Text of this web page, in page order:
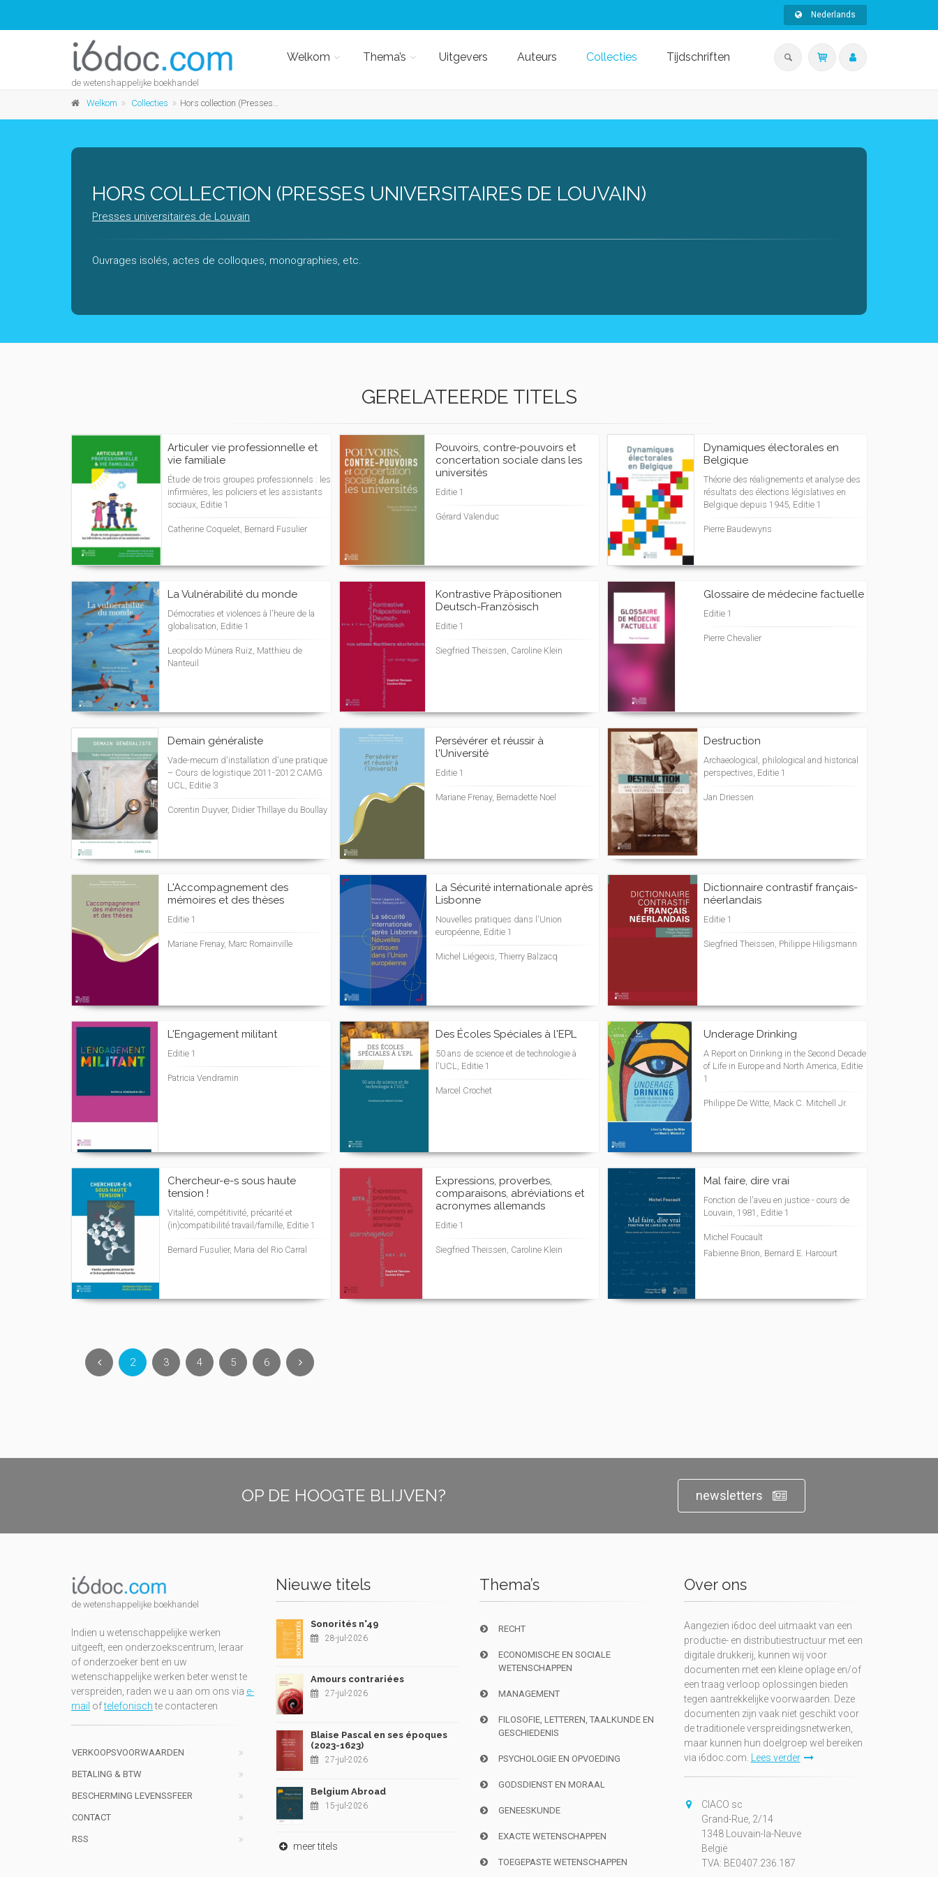
Nederlands
de wetenshappelijke boekhandel
Welkom Thema’s Uitgevers Auteurs Collecties Tijdschriften
Welkom Collecties Hors collection (Presses universitaires de Louvain)
HORS COLLECTION (PRESSES UNIVERSITAIRES DE LOUVAIN)
Presses universitaires de Louvain
Ouvrages isolés, actes de colloques, monographies, etc.
GERELATEERDE TITELS
Articuler vie professionnelle et
vie familiale
Étude de trois groupes professionnels : les
infirmières, les policiers et les assistants
sociaux, Editie 1
Catherine Coquelet, Bernard Fusulier
Pouvoirs, contre-pouvoirs et
concertation sociale dans les
universités
Editie 1
Gérard Valenduc
Dynamiques électorales en
Belgique
Théorie des réalignements et analyse des
résultats des élections législatives en
Belgique depuis 1945, Editie 1
Pierre Baudewyns
La Vulnérabilité du monde
Démocraties et violences à l'heure de la
globalisation, Editie 1
Leopoldo Múnera Ruiz, Matthieu de
Nanteuil
Kontrastive Präpositionen
Deutsch-Französisch
Editie 1
Siegfried Theissen, Caroline Klein
Glossaire de médecine factuelle
Editie 1
Pierre Chevalier
Demain généraliste
Vade-mecum d'installation d'une pratique
– Cours de logistique 2011-2012 CAMG
UCL, Editie 3
Corentin Duyver, Didier Thillaye du Boullay
Persévérer et réussir à
l'Université
Editie 1
Mariane Frenay, Bernadette Noel
Destruction
Archaeological, philological and historical
perspectives, Editie 1
Jan Driessen
L'Accompagnement des
mémoires et des thèses
Editie 1
Mariane Frenay, Marc Romainville
La Sécurité internationale après
Lisbonne
Nouvelles pratiques dans l'Union
européenne, Editie 1
Michel Liégeois, Thierry Balzacq
Dictionnaire contrastif français-
néerlandais
Editie 1
Siegfried Theissen, Philippe Hiligsmann
L'Engagement militant
Editie 1
Patricia Vendramin
Des Écoles Spéciales à l'EPL
50 ans de science et de technologie à
l'UCL, Editie 1
Marcel Crochet
Underage Drinking
A Report on Drinking in the Second Decade
of Life in Europe and North America, Editie
1
Philippe De Witte, Mack C. Mitchell Jr.
Chercheur-e-s sous haute
tension !
Vitalité, compétitivité, précarité et
(in)compatibilité travail/famille, Editie 1
Bernard Fusulier, Maria del Rio Carral
Expressions, proverbes,
comparaisons, abréviations et
acronymes allemands
Editie 1
Siegfried Theissen, Caroline Klein
Mal faire, dire vrai
Fonction de l'aveu en justice - cours de
Louvain, 1981, Editie 1
Michel Foucault
Fabienne Brion, Bernard E. Harcourt
2 3 4 5 6
OP DE HOOGTE BLIJVEN? newsletters
de wetenshappelijke boekhandel
Indien u wetenschappelijke werken
uitgeeft, een onderzoekscentrum, leraar
of onderzoeker bent en uw
wetenschappelijke werken beter wenst te
verspreiden, raden we u aan om ons via e-
mail oftelefonischte contacteren
VERKOOPSVOORWAARDEN
BETALING & BTW
BESCHERMING LEVENSSFEER
CONTACT
RSS
Nieuwe titels
Sonorités n°49
28-jul-2026
Amours contrariées
27-jul-2026
Blaise Pascal en ses époques
(2023-1623)
27-jul-2026
Belgium Abroad
15-jul-2026
meer titels
Thema’s
RECHT
ECONOMISCHE EN SOCIALE
WETENSCHAPPEN
MANAGEMENT
FILOSOFIE, LETTEREN, TAALKUNDE EN
GESCHIEDENIS
PSYCHOLOGIE EN OPVOEDING
GODSDIENST EN MORAAL
GENEESKUNDE
EXACTE WETENSCHAPPEN
TOEGEPASTE WETENSCHAPPEN
Over ons
Aangezien i6doc deel uitmaakt van een
productie- en distributiestructuur met een
digitale drukkerij, kunnen wij voor
documenten met een kleine oplage en/of
een traag verloop oplossingen bieden
tegen aantrekkelijke voorwaarden. Deze
documenten zijn vaak niet geschikt voor
de traditionele verspreidingsnetwerken,
maar kunnen hun doelgroep wel bereiken
via i6doc.com.
Lees verder
CIACO sc
Grand-Rue, 2/14
1348 Louvain-la-Neuve
België
TVA: BE0407.236.187